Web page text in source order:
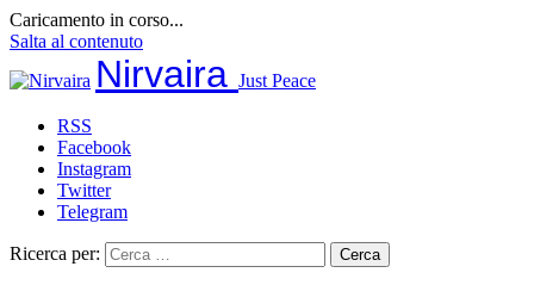
Caricamento in corso...
Salta al contenuto
Nirvaira Just Peace
RSS
Facebook
Instagram
Twitter
Telegram
Ricerca per: